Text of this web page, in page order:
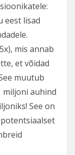
eest lisad
mis annab
et võidad
muutub
miljoni auhind
See on